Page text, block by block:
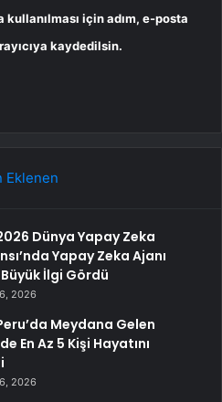
için adım, e-posta
kaydedilsin.
Eklenen
Dünya Yapay Zeka
Yapay Zeka Ajanı
İlgi Gördü
2026
Meydana Gelen
En Az 5 Kişi Hayatını
2026